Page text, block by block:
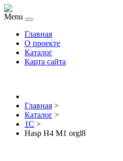
Menu
Главная
О проекте
Каталог
Карта сайта
Главная >
Каталог >
1С >
Hasp H4 M1 orgl8